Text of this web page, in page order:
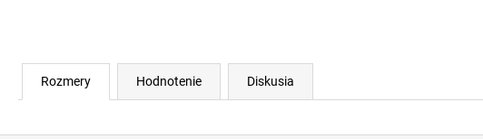
Rozmery Hodnotenie Diskusia